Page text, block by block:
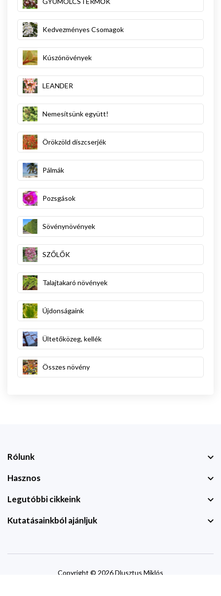
Kedvezményes Csomagok
Kúszónövények
LEANDER
Nemesítsünk együtt!
Örökzöld díszcserjék
Pálmák
Pozsgások
Sövénynövények
SZŐLŐK
Talajtakaró növények
Újdonságaink
Ültetőközeg, kellék
Összes növény
Rólunk
Hasznos
Legutóbbi cikkeink
Kutatásainkból ajánljuk
Copyright © 2026 Dlusztus Miklós